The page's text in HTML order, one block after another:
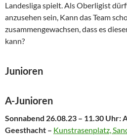
Landesliga spielt. Als Oberligist
anzusehen sein, Kann das Team
zusammengewachsen, dass es
kann?
Junioren
A-Junioren
Sonnabend 26.08.23 – 11.30 Uhr:
Geesthacht – Kunstrasenplatz,